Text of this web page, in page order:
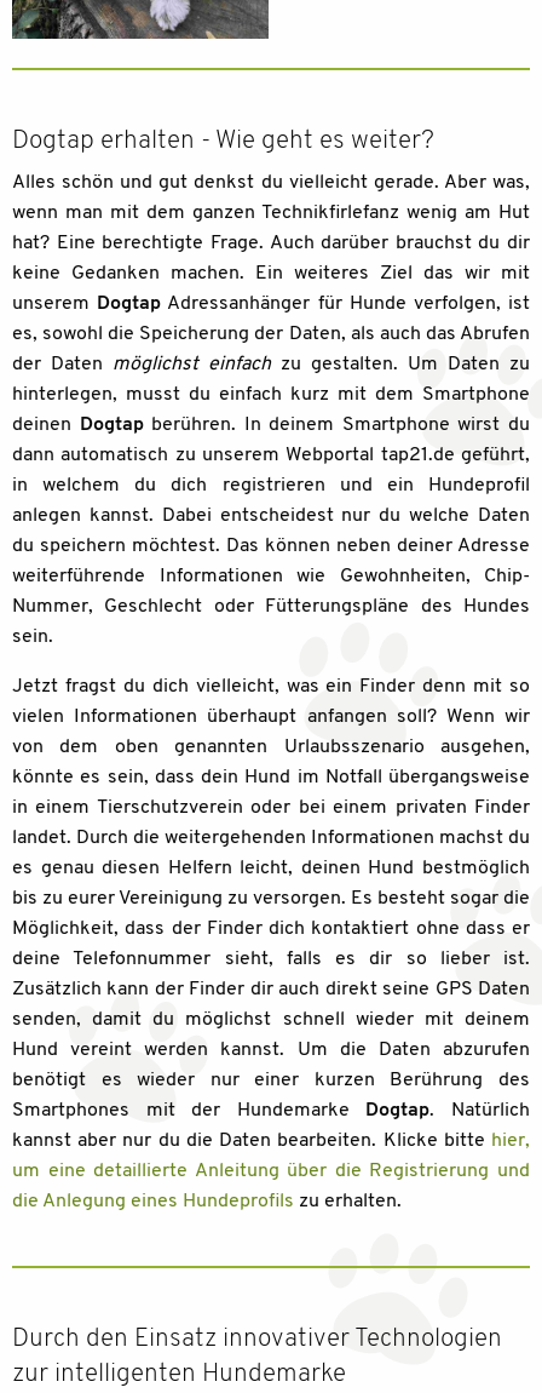
Dogtap erhalten - Wie geht es weiter?
Alles schön und gut denkst du vielleicht gerade. Aber was,
wenn man mit dem ganzen Technikfirlefanz wenig am Hut
hat? Eine berechtigte Frage. Auch darüber brauchst du dir
keine Gedanken machen. Ein weiteres Ziel das wir mit
unserem
Dogtap Adressanhänger für Hunde verfolgen, ist
es, sowohl die Speicherung der Daten, als auch das Abrufen
der Daten möglichst einfachzu gestalten. Um Daten zu
hinterlegen, musst du einfach kurz mit dem Smartphone
deinen
Dogtapberühren. In deinem Smartphone wirst du
dann automatisch zu unserem Webportal tap21.de geführt,
in welchem du dich registrieren und ein Hundeprofil
anlegen kannst. Dabei entscheidest nur du welche Daten
du speichern möchtest. Das können neben deiner Adresse
weiterführende Informationen wie Gewohnheiten, Chip-
Nummer, Geschlecht oder Fütterungspläne des Hundes
sein.
Jetzt fragst du dich vielleicht, was ein Finder denn mit so
vielen Informationen überhaupt anfangen soll? Wenn wir
von dem oben genannten Urlaubsszenario ausgehen,
könnte es sein, dass dein Hund im Notfall übergangsweise
in einem Tierschutzverein oder bei einem privaten Finder
landet. Durch die weitergehenden Informationen machst du
es genau diesen Helfern leicht, deinen Hund bestmöglich
bis zu eurer Vereinigung zu versorgen. Es besteht sogar die
Möglichkeit, dass der Finder dich kontaktiert ohne dass er
deine Telefonnummer sieht, falls es dir so lieber ist.
Zusätzlich kann der Finder dir auch direkt seine GPS Daten
senden, damit du möglichst schnell wieder mit deinem
Hund vereint werden kannst. Um die Daten abzurufen
benötigt es wieder nur einer kurzen Berührung des
Smartphones mit der Hundemarke
Dogtap. Natürlich
kannst aber nur du die Daten bearbeiten. Klicke bitte hier,
um eine detaillierte Anleitung über die Registrierung und
die Anlegung eines Hundeprofils zu erhalten.
Durch den Einsatz innovativer Technologien
zur intelligenten Hundemarke